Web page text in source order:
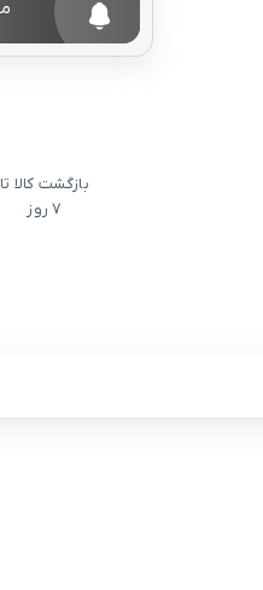
بازگشت کالا تا
7 روز